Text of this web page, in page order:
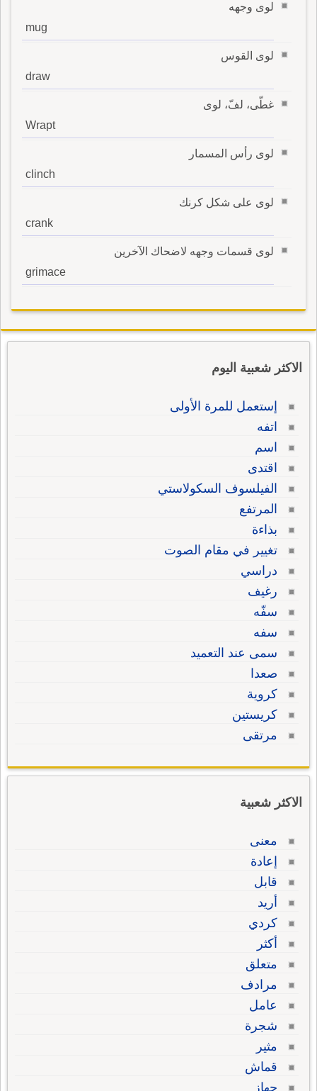
لوى وجهه
mug
لوى القوس
draw
غطّى، لفّ، لوى
Wrapt
لوى رأس المسمار
clinch
لوى على شكل كرنك
crank
لوى قسمات وجهه لاضحاك الآخرين
grimace
الاكثر شعبية اليوم
إستعمل للمرة الأولى
اتفه
اسم
اقتدى
الفيلسوف السكولاستي
المرتفع
بذاءة
تغيير في مقام الصوت
دراسي
رغيف
سفّه
سفه
سمى عند التعميد
صعدا
كروية
كريستين
مرتقى
الاكثر شعبية
معنى
إعادة
قابل
أريد
كردي
أكثر
متعلق
مرادف
عامل
شجرة
مثير
قماش
جهاز